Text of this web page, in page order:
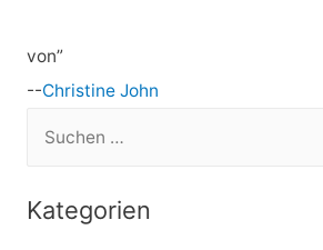
von”
--Christine John
Kategorien